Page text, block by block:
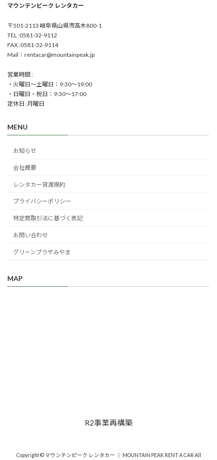
マウンテンピーク レンタカー
〒501-2113 岐阜県山県市高木800-1
TEL :0581-32-9112
FAX :0581-32-9114
Mail：rentacar@mountainpeak.jp
営業時間 :
・火曜日～土曜日：9:30～19:00
・日曜日・祝日：9:30～17:00
定休日 :月曜日
MENU
お知らせ
会社概要
レンタカー貸渡規約
プライバシーポリシー
特定商取引法に基づく表記
お問い合わせ
グリーンプラザみやま
MAP
R2事業再構築
Copyright © マウンテンピーク レンタカー ｜ MOUNTAIN PEAK RENT A CAR All